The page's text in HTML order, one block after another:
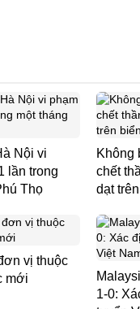
Nội vi
lần trong
Thọ
Không
chết
dạt
vị thuộc
mới
1-0: